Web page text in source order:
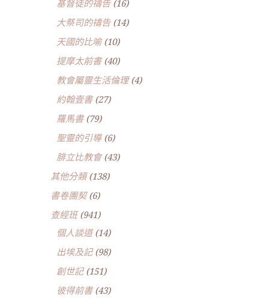
基督徒的禱告(16)
大祭司的禱告(14)
天國的比喻(10)
提摩太前書(40)
教會屬靈生活倫理(4)
約翰壹書(27)
羅馬書(79)
聖靈的引導(6)
腓立比教會(43)
其他分類(138)
書卷團契(6)
查經班(941)
個人談道(14)
出埃及記(98)
創世記(151)
彼得前書(43)